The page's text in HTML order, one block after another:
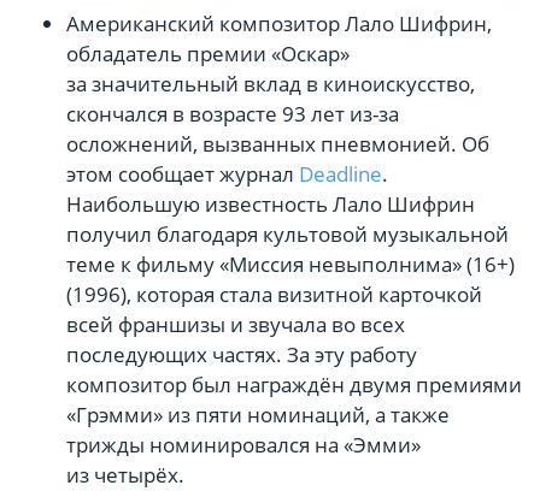
Американский композитор Лало Шифрин,
обладатель премии «Оскар»
за значительный вклад в киноискусство,
скончался в возрасте 93 лет из-за
осложнений, вызванных пневмонией. Об
этом сообщает журнал Deadline.
Наибольшую известность Лало Шифрин
получил благодаря культовой музыкальной
теме к фильму «Миссия невыполнима» (16+)
(1996), которая стала визитной карточкой
всей франшизы и звучала во всех
последующих частях. За эту работу
композитор был награждён двумя премиями
«Грэмми» из пяти номинаций, а также
трижды номинировался на «Эмми»
из четырёх.